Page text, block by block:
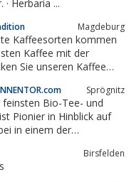
· Herbaria ...
Magdeburg
Kaffeesorten kommen
Kaffee mit der
Sie unseren Kaffee
Sprögnitz
Bio-Tee- und
Pionier in Hinblick auf
in einem der
Birsfelden